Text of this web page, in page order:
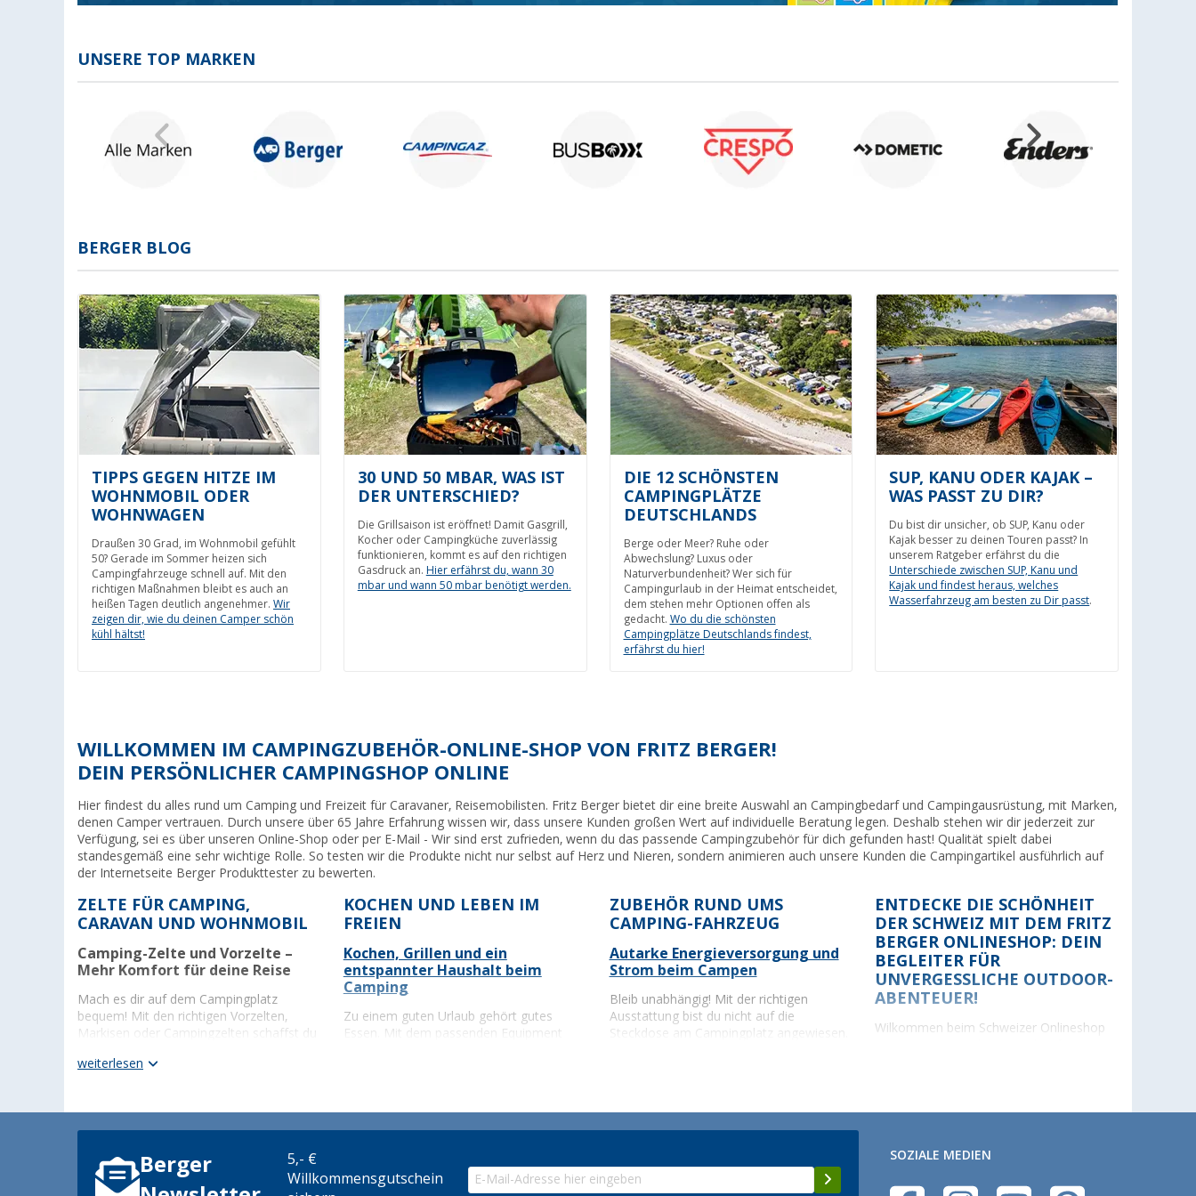
UNSERE TOP MARKEN
BERGER BLOG
TIPPS GEGEN HITZE IM
WOHNMOBIL ODER
WOHNWAGEN
Draußen 30 Grad, im Wohnmobil gefühlt
50? Gerade im Sommer heizen sich
Campingfahrzeuge schnell auf. Mit den
richtigen Maßnahmen bleibt es auch an
heißen Tagen deutlich angenehmer. Wir
zeigen dir, wie du deinen Camper schön
kühl hältst!
30 UND 50 MBAR, WAS IST
DER UNTERSCHIED?
Die Grillsaison ist eröffnet! Damit Gasgrill,
Kocher oder Campingküche zuverlässig
funktionieren, kommt es auf den richtigen
Gasdruck an. Hier erfährst du, wann 30
mbar und wann 50 mbar benötigt werden.
DIE 12 SCHÖNSTEN
CAMPINGPLÄTZE
DEUTSCHLANDS
Berge oder Meer? Ruhe oder
Abwechslung? Luxus oder
Naturverbundenheit? Wer sich für
Campingurlaub in der Heimat entscheidet,
dem stehen mehr Optionen offen als
gedacht. Wo du die schönsten
Campingplätze Deutschlands findest,
erfährst du hier!
SUP, KANU ODER KAJAK –
WAS PASST ZU DIR?
Du bist dir unsicher, ob SUP, Kanu oder
Kajak besser zu deinen Touren passt? In
unserem Ratgeber erfährst du die
Unterschiede zwischen SUP, Kanu und
Kajak und findest heraus, welches
Wasserfahrzeug am besten zu Dir passt.
WILLKOMMEN IM CAMPINGZUBEHÖR-ONLINE-SHOP VON FRITZ BERGER!
DEIN PERSÖNLICHER CAMPINGSHOP ONLINE
Hier findest du alles rund um Camping und Freizeit für Caravaner, Reisemobilisten. Fritz Berger bietet dir eine breite Auswahl an Campingbedarf und Campingausrüstung, mit Marken,
denen Camper vertrauen. Durch unsere über 65 Jahre Erfahrung wissen wir, dass unsere Kunden großen Wert auf individuelle Beratung legen. Deshalb stehen wir dir jederzeit zur
Verfügung, sei es über unseren Online-Shop oder per E-Mail - Wir sind erst zufrieden, wenn du das passende Campingzubehör für dich gefunden hast! Qualität spielt dabei
standesgemäß eine sehr wichtige Rolle. So testen wir die Produkte nicht nur selbst auf Herz und Nieren, sondern animieren auch unsere Kunden die Campingartikel ausführlich auf
der Internetseite Berger Produkttester zu bewerten.
ZELTE FÜR CAMPING,
CARAVAN UND WOHNMOBIL
Camping-Zelte und Vorzelte –
Mehr Komfort für deine Reise
Mach es dir auf dem Campingplatz
bequem! Mit den richtigen Vorzelten,
Markisen oder Campingzelten schaffst du
Wetter.
Sonnensegel
Raum auf dem Campingplatz.
Vorzelt für das Wohnmobil
– extra
KOCHEN UND LEBEN IM
FREIEN
Kochen, Grillen und ein
entspannter Haushalt beim
Camping
Zu einem guten Urlaub gehört gutes
Essen. Mit dem passenden Equipment
einsatzbereit.
ZUBEHÖR RUND UMS
CAMPING-FAHRZEUG
Autarke Energieversorgung und
Strom beim Campen
Bleib unabhängig! Mit der richtigen
Ausstattung bist du nicht auf die
Steckdose am Campingplatz angewiesen.
Stromgenerator oder Brennstoffzelle.
Wohnmobil.
ENTDECKE DIE SCHÖNHEIT
DER SCHWEIZ MIT DEM FRITZ
BERGER ONLINESHOP: DEIN
BEGLEITER FÜR
UNVERGESSLICHE OUTDOOR-
ABENTEUER!
Wilkommen beim Schweizer Onlineshop
unvergessliche Abenteuer beim Camping,
Anbieter von Campingausrüstung wissen
weiterlesen
Berger
5,- €
Willkommensgutschein
SOZIALE MEDIEN